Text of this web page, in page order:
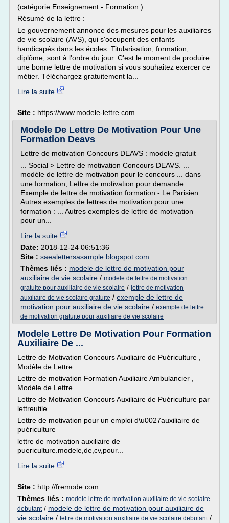
(catégorie Enseignement - Formation )
Résumé de la lettre :
Le gouvernement annonce des mesures pour les auxiliaires
de vie scolaire (AVS), qui s'occupent des enfants
handicapés dans les écoles. Titularisation, formation,
diplôme, sont à l'ordre du jour. C'est le moment de produire
une bonne lettre de motivation si vous souhaitez exercer ce
métier. Téléchargez gratuitement la...
Lire la suite
Site : https://www.modele-lettre.com
Modele De Lettre De Motivation Pour Une
Formation Deavs
Lettre de motivation Concours DEAVS : modele gratuit
... Social > Lettre de motivation Concours DEAVS. ...
modèle de lettre de motivation pour le concours ... dans
une formation; Lettre de motivation pour demande ....
Exemple de lettre de motivation formation - Le Parisien ...:
Autres exemples de lettres de motivation pour une
formation : ... Autres exemples de lettre de motivation
pour un...
Lire la suite
Date: 2018-12-24 06:51:36
Site : saealettersasample.blogspot.com
Thèmes liés : modele de lettre de motivation pour
auxiliaire de vie scolaire / modele de lettre de motivation
gratuite pour auxiliaire de vie scolaire / lettre de motivation
auxiliaire de vie scolaire gratuite / exemple de lettre de
motivation pour auxiliaire de vie scolaire / exemple de lettre
de motivation gratuite pour auxiliaire de vie scolaire
Modele Lettre De Motivation Pour Formation
Auxiliaire De ...
Lettre de Motivation Concours Auxiliaire de Puériculture ,
Modèle de Lettre
Lettre de motivation Formation Auxiliaire Ambulancier ,
Modèle de Lettre
Lettre de Motivation Concours Auxiliaire de Puériculture par
lettreutile
Lettre de motivation pour un emploi d\u0027auxiliaire de
puériculture
lettre de motivation auxiliaire de
puericulture.modele,de,cv,pour...
Lire la suite
Site : http://fremode.com
Thèmes liés : modele lettre de motivation auxiliaire de vie scolaire
debutant/ modele de lettre de motivation pour auxiliaire de
vie scolaire / lettre de motivation auxiliaire de vie scolaire debutant/